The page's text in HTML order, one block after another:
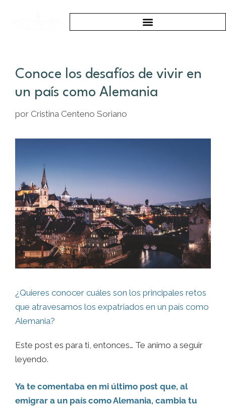
Conoce los desafíos de vivir en
un país como Alemania
por Cristina Centeno Soriano
¿Quieres conocer cuáles son los principales retos
que atravesamos los expatriados en un país como
Alemania?
Este post es para ti, entonces… Te animo a seguir
leyendo.
Ya te comentaba en mi último post que, al
emigrar a un país como Alemania, cambia tu